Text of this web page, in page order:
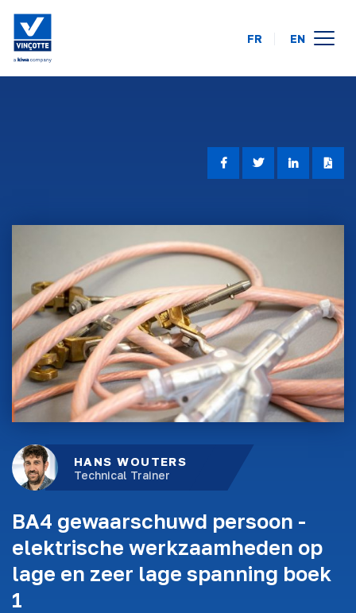
opleidingskalender
FR EN
HANS WOUTERS
Technical Trainer
BA4 gewaarschuwd persoon -
elektrische werkzaamheden op
lage en zeer lage spanning boek
1